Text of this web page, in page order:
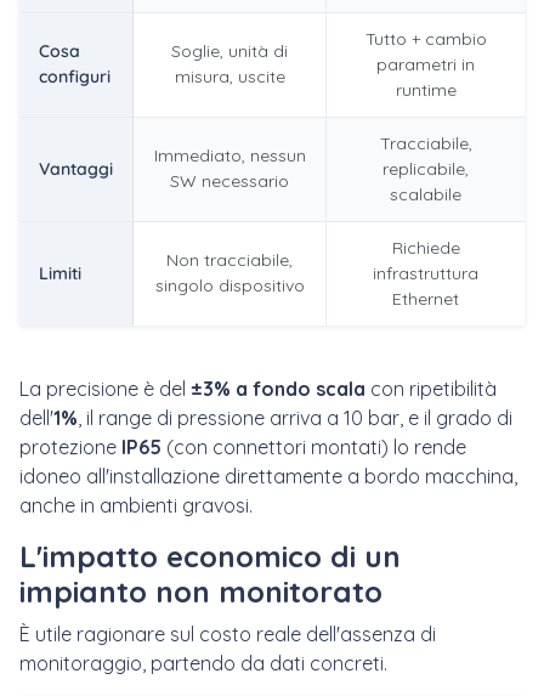
Cosa
configuri
Soglie, unità di
misura, uscite
Tutto + cambio
parametri in
runtime
Vantaggi
Immediato, nessun
SW necessario
Tracciabile,
replicabile,
scalabile
Limiti
Non tracciabile,
singolo dispositivo
Richiede
infrastruttura
Ethernet
La precisione è del ±3% a fondo scala con ripetibilità
dell'1%, il range di pressione arriva a 10 bar, e il grado di
protezione IP65 (con connettori montati) lo rende
idoneo all'installazione direttamente a bordo macchina,
anche in ambienti gravosi.
L'impatto economico di un
impianto non monitorato
È utile ragionare sul costo reale dell'assenza di
monitoraggio, partendo da dati concreti.